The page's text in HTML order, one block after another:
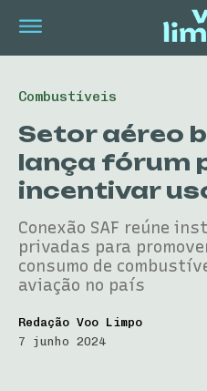
Combustíveis
Setor aéreo
lança fórum
incentivar
Conexão SAF reúne
privadas para
consumo de
aviação no país
Redação Voo Limpo
7 junho 2024